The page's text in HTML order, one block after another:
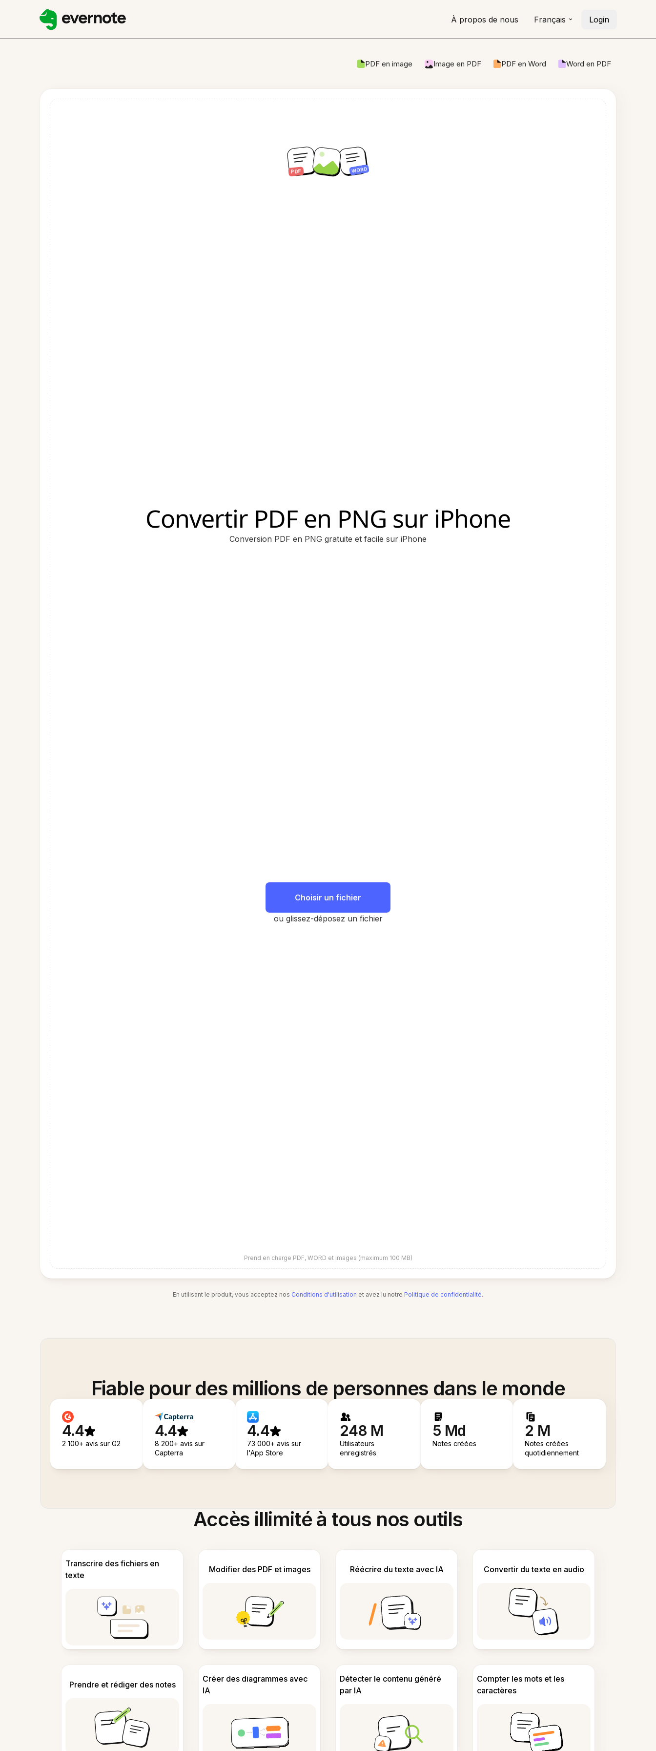
À propos de nous Français Login
PDF en image Image en PDF PDF en Word Word en PDF
Convertir PDF en PNG sur iPhone
Conversion PDF en PNG gratuite et facile sur iPhone
Choisir un fichier
ou glissez-déposez un fichier
Prend en charge PDF, WORD et images (maximum 100 MB)
En utilisant le produit, vous acceptez nos Conditions d'utilisation et avez lu notre Politique de confidentialité.
Fiable pour des millions de personnes dans le monde
4.4
2 100+ avis sur G2
4.4
8 200+ avis sur
Capterra
4.4
73 000+ avis sur
l'App Store
248 M
Utilisateurs
enregistrés
5 Md
Notes créées
2 M
Notes créées
quotidiennement
Accès illimité à tous nos outils
Transcrire des fichiers en
texte
Modifier des PDF et images Réécrire du texte avec IA Convertir du texte en audio
Prendre et rédiger des notes
Créer des diagrammes avec
IA
Détecter le contenu généré
par IA
Compter les mots et les
caractères